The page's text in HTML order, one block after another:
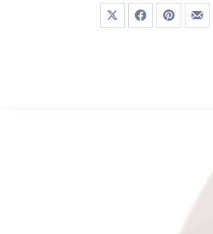
Share on XShare on Facebook
Share on